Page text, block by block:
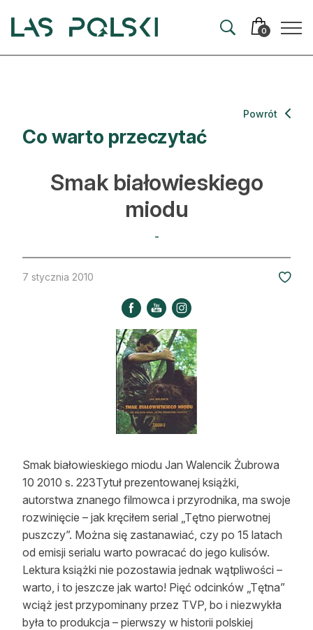
0
Artykuły
Hodowla lasu
Nowe technologie
Kultura i historia
Strefa eksperta
Leśnik na zakupach
Edukacja
Lasy prywatne
O nas
100 lat „Lasu Polskiego”
Prenumerata
Co warto przeczytać
Powrót
Smak białowieskiego
miodu
-
7 stycznia 2010
Smak białowieskiego miodu Jan Walencik Żubrowa
10 2010 s. 223Tytuł prezentowanej książki,
autorstwa znanego filmowca i przyrodnika, ma swoje
rozwinięcie – jak kręciłem serial „Tętno pierwotnej
puszczy”. Można się zastanawiać, czy po 15 latach
od emisji serialu warto powracać do jego kulisów.
Lektura książki nie pozostawia jednak wątpliwości –
warto, i to jeszcze jak warto! Pięć odcinków „Tętna”
wciąż jest przypominany przez TVP, bo i niezwykła
była to produkcja – pierwszy w historii polskiej